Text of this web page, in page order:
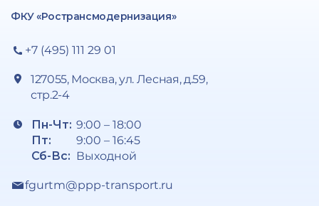
ФКУ «Ространсмодернизация»
+7 (495) 111 29 01
127055, Москва, ул. Лесная, д.59,
стр.2-4
Пн-Чт:
Пт:
Сб-Вс:
9:00 – 18:00
9:00 – 16:45
Выходной
fgurtm@ppp-transport.ru